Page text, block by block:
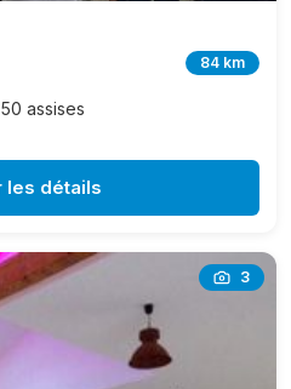
84 km
50 assises
les détails
3